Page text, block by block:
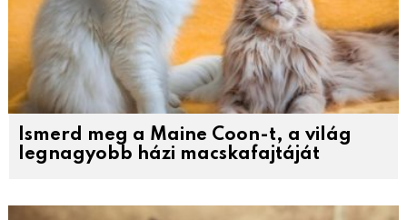
Ismerd meg a Maine Coon-t, a világ
legnagyobb házi macskafajtáját